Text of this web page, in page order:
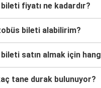
fiyatı ne kadardır?
bileti alabilirim?
satın almak için
tane durak bulunuyor?